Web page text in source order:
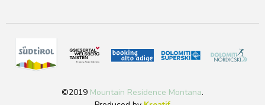
©2019 Mountain Residence Montana.